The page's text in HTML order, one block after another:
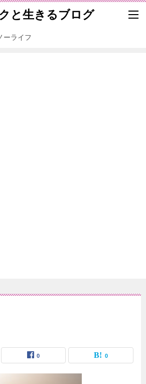
と生きるブログ
ーライフ
0 0